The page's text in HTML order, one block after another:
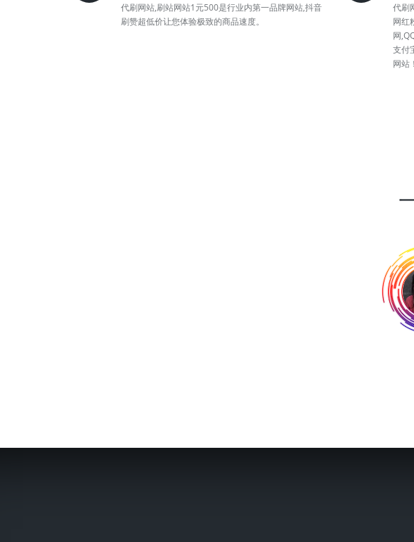
代刷网站,刷站网站1元500是行业内第一品牌网站,抖音
刷赞超低价让您体验极致的商品速度。
代刷
网红
网
支付
网站